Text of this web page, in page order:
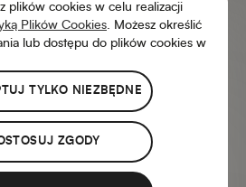
plików cookies w celu realizacji
Plików Cookies. Możesz określić
lub dostępu do plików cookies w
TYLKO NIEZBĘDNE
ZGODY